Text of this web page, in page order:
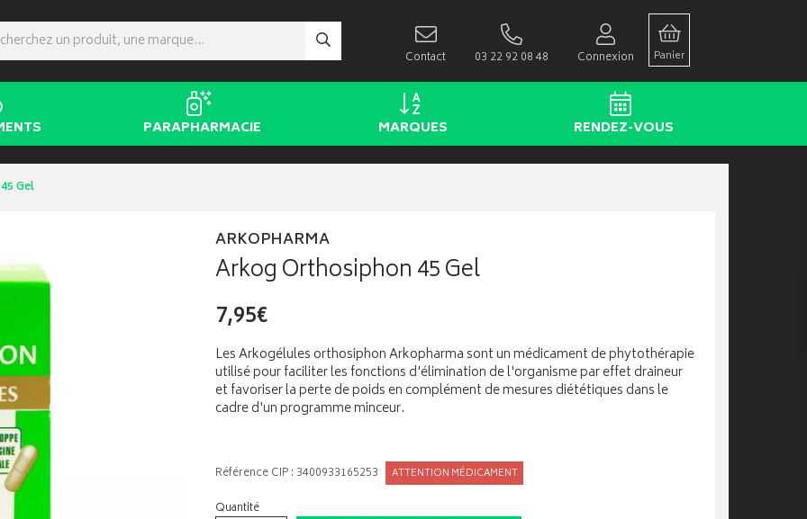
Contact 03 22 92 08 48 Connexion Panier
PARAPHARMACIE MARQUES RENDEZ-VOUS
Gel
ARKOPHARMA
Arkog Orthosiphon 45 Gel
7,95€
Les Arkogélules orthosiphon Arkopharma sont un médicament de phytothérapie
utilisé pour faciliter les fonctions d'élimination de l'organisme par effet draineur
et favoriser la perte de poids en complément de mesures diététiques dans le
cadre d'un programme minceur.
Référence CIP : 3400933165253 ATTENTION MÉDICAMENT
Quantité